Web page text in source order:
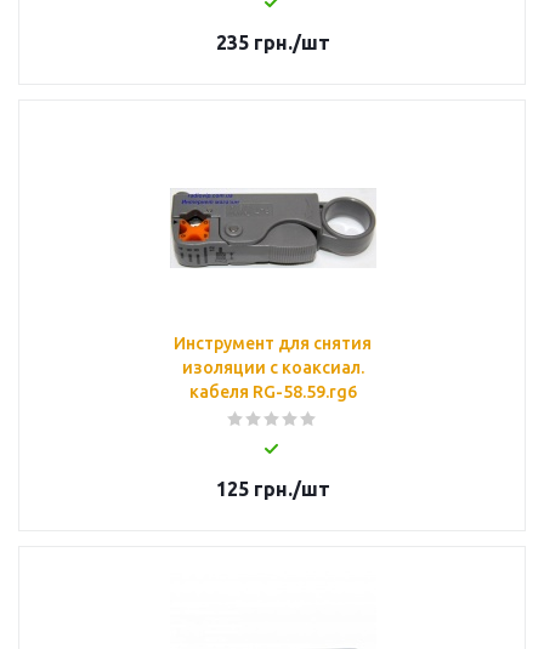
235грн./шт
Инструмент для снятия
изоляции с коаксиал.
кабеля RG-58.59.rg6
125грн./шт